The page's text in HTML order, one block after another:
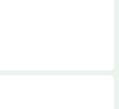
いヒロイン。両親に捨てら
せぬ妊娠により親になった二